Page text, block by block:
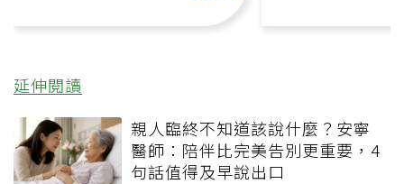
延伸閱讀
親人臨終不知道該說什麼？安寧
醫師：陪伴比完美告別更重要，4
句話值得及早說出口